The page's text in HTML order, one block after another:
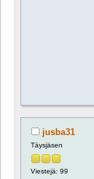
jusba31
Täysjäsen
Viestejä: 99